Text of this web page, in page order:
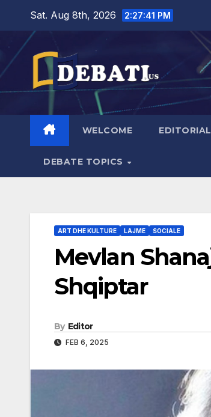
content
Sat. Aug 8th, 2026 2:27:42 PM
WELCOME EDITORIAL
DEBATE TOPICS
ART DHE KULTURE LAJME SOCIALE
Mevlan
Shqiptar
By Editor
FEB 6, 2025